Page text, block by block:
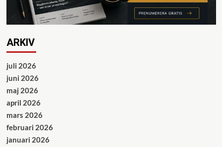
ARKIV
juli 2026
juni 2026
maj 2026
april 2026
mars 2026
februari 2026
januari 2026